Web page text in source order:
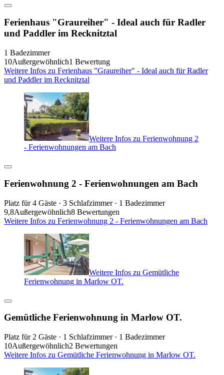
Ferienhaus "Graureiher" - Ideal auch für Radler
und Paddler im Recknitztal
1 Badezimmer
10Außergewöhnlich1 Bewertung
Weitere Infos zu Ferienhaus "Graureiher" - Ideal auch für Radler
und Paddler im Recknitztal
Weitere Infos zu Ferienwohnung 2
- Ferienwohnungen am Bach
Ferienwohnung 2 - Ferienwohnungen am Bach
Platz für 4 Gäste · 3 Schlafzimmer · 1 Badezimmer
9,8Außergewöhnlich8 Bewertungen
Weitere Infos zu Ferienwohnung 2 - Ferienwohnungen am Bach
Weitere Infos zu Gemütliche
Ferienwohnung in Marlow OT.
Gemütliche Ferienwohnung in Marlow OT.
Platz für 2 Gäste · 1 Schlafzimmer · 1 Badezimmer
10Außergewöhnlich2 Bewertungen
Weitere Infos zu Gemütliche Ferienwohnung in Marlow OT.